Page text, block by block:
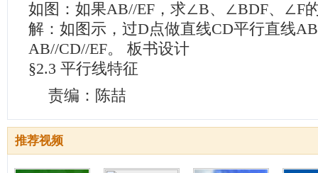
如图：如果AB//EF，求∠B、∠BDF、∠F
解：如图示，过D点做直线CD平行直线
AB//CD//EF。 板书设计
§2.3 平行线特征
责编：陈喆
推荐视频